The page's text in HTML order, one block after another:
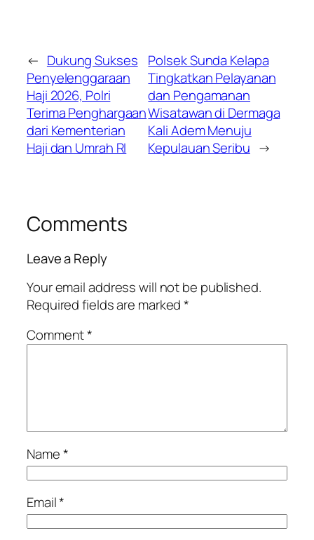
← Dukung Sukses
Penyelenggaraan
Haji 2026, Polri
Terima Penghargaan
dari Kementerian
Haji dan Umrah RI
Polsek Sunda Kelapa
Tingkatkan Pelayanan
dan Pengamanan
Wisatawan di Dermaga
Kali Adem Menuju
Kepulauan Seribu →
Comments
Leave a Reply
Your email address will not be published.
Required fields are marked*
Comment*
Name*
Email*